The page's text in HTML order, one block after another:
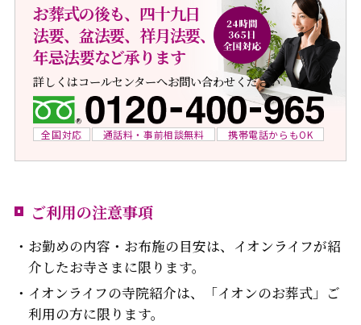
お葬式の後も、四十九日
法要、盆法要、祥月法要、
年忌法要など承ります
詳しくはコールセンターへお問い合わせください
全国対応 通話料・事前相談無料 携帯電話からもOK
ご利用の注意事項
お勤めの内容・お布施の目安は、イオンライフが紹
介したお寺さまに限ります。
イオンライフの寺院紹介は、「イオンのお葬式」ご
利用の方に限ります。